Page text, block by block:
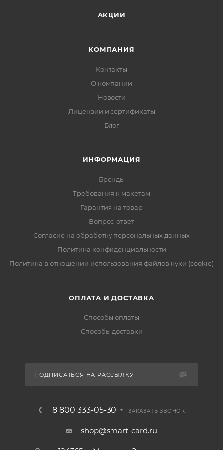
АКЦИИ
КОМПАНИЯ
Контакты
О компании
Новости
Лицензии и сертификаты
Блог
ИНФОРМАЦИЯ
Бренды
Требования к макетам
Гарантия на товар
Вопрос-ответ
Согласие на обработку персональных данных
Политика конфиденциальности
Политика в отношении использования файлов куки (cookie)
ОПЛАТА И ДОСТАВКА
Способы оплаты
Способы доставки
ПОДПИСАТЬСЯ НА РАССЫЛКУ
8 800 333-05-30 ЗАКАЗАТЬ ЗВОНОК
shop@smart-card.ru